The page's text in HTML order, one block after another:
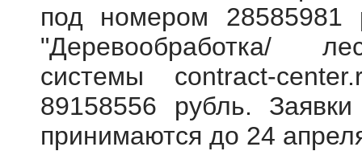
под номером
"Деревообработка/
системы contract-
89158556 рубль.
принимаются до 24